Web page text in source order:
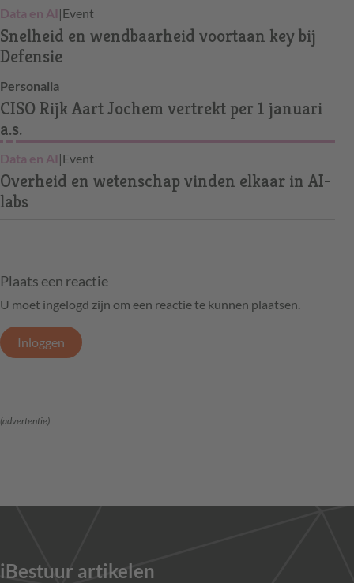
Data en AI |Event
Snelheid en wendbaarheid voortaan key bij
Defensie
Personalia
CISO Rijk Aart Jochem vertrekt per 1 januari
a.s.
Data en AI |Event
Overheid en wetenschap vinden elkaar in AI-
labs
Plaats een reactie
U moet ingelogd zijn om een reactie te kunnen plaatsen.
Inloggen
(advertentie)
iBestuur artikelen